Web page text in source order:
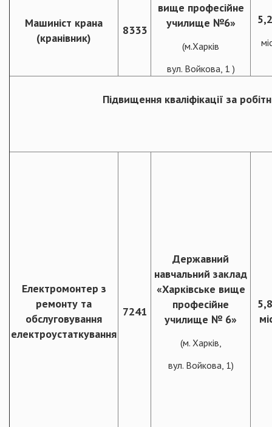
Машиніст крана
(кранівник)
8333
вище професійне
училище №6»
(м.Харків
вул. Войкова, 1 )
Підвищення кваліфікації за
Електромонтер з
ремонту та
обслуговування
електроустаткування
7241
Державний
навчальний заклад
«Харківське вище
професійне
училище № 6»
(м. Харків,
вул. Войкова, 1)